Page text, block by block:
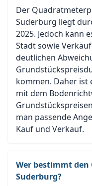
Der
Suderburg liegt
2025. Jedoch kann
Stadt sowie
deutlichen
kommen. Daher ist
mit dem
man passende
Kauf und Verkauf.
Wer bestimmt
Suderburg?